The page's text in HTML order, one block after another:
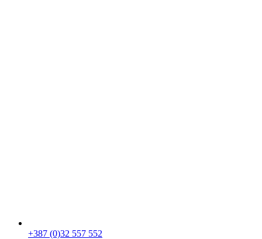
+387 (0)32 557 552